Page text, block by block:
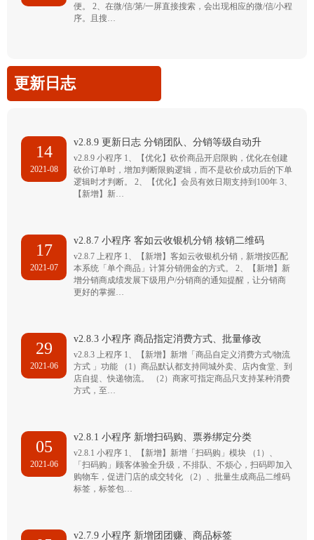
便。 2、在微/信/第/一屏直接搜索，会出现相应的微/信/小程
序。且搜…
更新日志
14
2021-08
v2.8.9 更新日志 分销团队、分销等级自动升
v2.8.9 小程序 1、【优化】砍价商品开启限购，优化在创建
砍价订单时，增加判断限购逻辑，而不是砍价成功后的下单
逻辑时才判断。 2、【优化】会员有效日期支持到100年 3、
【新增】新…
17
2021-07
v2.8.7 小程序 客如云收银机分销 核销二维码
v2.8.7 上程序 1、【新增】客如云收银机分销，新增按匹配
本系统「单个商品」计算分销佣金的方式。 2、【新增】新
增分销商成绩发展下级用户/分销商的通知提醒，让分销商
更好的掌握…
29
2021-06
v2.8.3 小程序 商品指定消费方式、批量修改
v2.8.3 上程序 1、【新增】新增「商品自定义消费方式/物流
方式 」功能 （1）商品默认都支持同城外卖、店内食堂、到
店自提、快递物流。 （2）商家可指定商品只支持某种消费
方式，至…
05
2021-06
v2.8.1 小程序 新增扫码购、票券绑定分类
v2.8.1 小程序 1、【新增】新增「扫码购」模块 （1）、
「扫码购」顾客体验全升级，不排队、不烦心，扫码即加入
购物车，促进门店的成交转化 （2）、批量生成商品二维码
标签，标签包…
v2.7.9 小程序 新增团团赚、商品标签